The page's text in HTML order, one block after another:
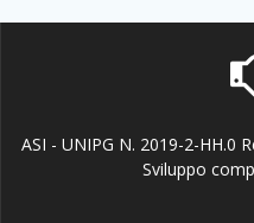
ASI - UNIPG N. 2019-2-HH.0
Sviluppo